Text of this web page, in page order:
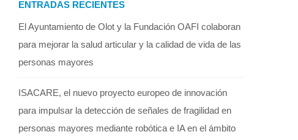
ENTRADAS RECIENTES
El Ayuntamiento de Olot y la Fundación OAFI colaboran
para mejorar la salud articular y la calidad de vida de las
personas mayores
ISACARE, el nuevo proyecto europeo de innovación
para impulsar la detección de señales de fragilidad en
personas mayores mediante robótica e IA en el ámbito